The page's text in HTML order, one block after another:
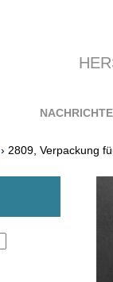
› 2809, Verpackung